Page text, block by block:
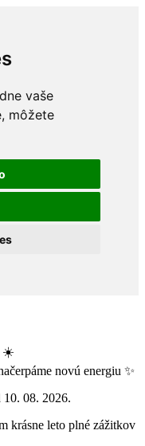
vaše
môžete
☀️
novú energiu ✨
08. 2026.
krásne leto plné zážitkov